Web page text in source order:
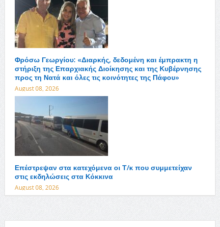
Φρόσω Γεωργίου: «Διαρκής, δεδομένη και έμπρακτη η
στήριξη της Επαρχιακής Διοίκησης και της Κυβέρνησης
προς τη Νατά και όλες τις κοινότητες της Πάφου»
August 08, 2026
Επέστρεψαν στα κατεχόμενα οι Τ/κ που συμμετείχαν
στις εκδηλώσεις στα Κόκκινα
August 08, 2026